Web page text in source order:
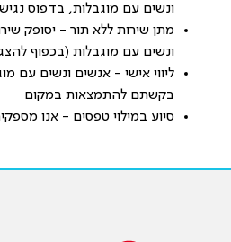
ונשים עם מוגבלות, בדפוס
מתן שירות ללא תור - יסופק
ונשים עם מוגבלות (בכפוף
ליווי אישי - אנשים ונשים עם
בקשתם להתמצאות במקום
סיוע במילוי טפסים - אנו